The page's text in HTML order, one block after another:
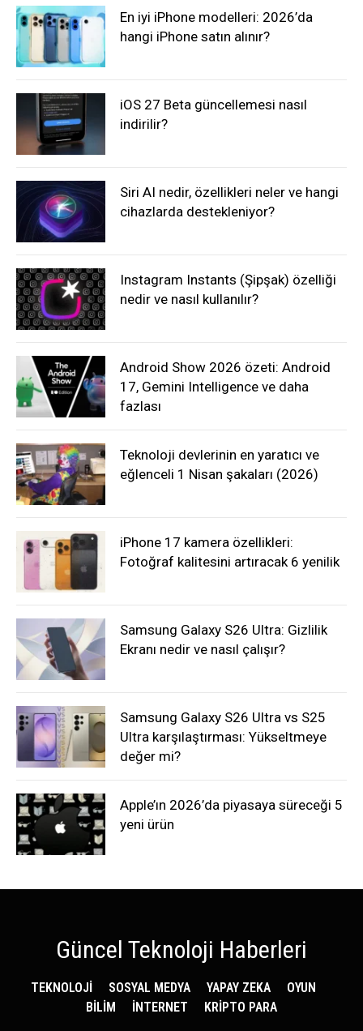
En iyi iPhone modelleri: 2026’da
hangi iPhone satın alınır?
iOS 27 Beta güncellemesi nasıl
indirilir?
Siri AI nedir, özellikleri neler ve hangi
cihazlarda destekleniyor?
Instagram Instants (Şipşak) özelliği
nedir ve nasıl kullanılır?
Android Show 2026 özeti: Android
17, Gemini Intelligence ve daha
fazlası
Teknoloji devlerinin en yaratıcı ve
eğlenceli 1 Nisan şakaları (2026)
iPhone 17 kamera özellikleri:
Fotoğraf kalitesini artıracak 6 yenilik
Samsung Galaxy S26 Ultra: Gizlilik
Ekranı nedir ve nasıl çalışır?
Samsung Galaxy S26 Ultra vs S25
Ultra karşılaştırması: Yükseltmeye
değer mi?
Apple’ın 2026’da piyasaya süreceği 5
yeni ürün
Güncel Teknoloji Haberleri
TEKNOLOJİ SOSYAL MEDYA YAPAY ZEKA
OYUN
BİLİM
İNTERNET KRİPTO PARA